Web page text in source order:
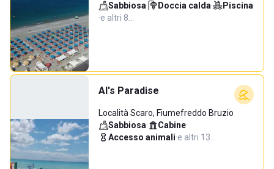
Sabbiosa· Doccia calda·
Piscina
·e altri 8…
Al's Paradise
Località Scaro, Fiumefreddo Bruzio
Sabbiosa· Cabine·
Accesso animali·e altri 13…